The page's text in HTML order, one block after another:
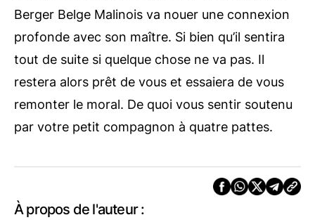
Berger Belge Malinois va nouer une connexion
profonde avec son maître. Si bien qu’il sentira
tout de suite si quelque chose ne va pas. Il
restera alors prêt de vous et essaiera de vous
remonter le moral. De quoi vous sentir soutenu
par votre petit compagnon à quatre pattes.
À propos de l'auteur :